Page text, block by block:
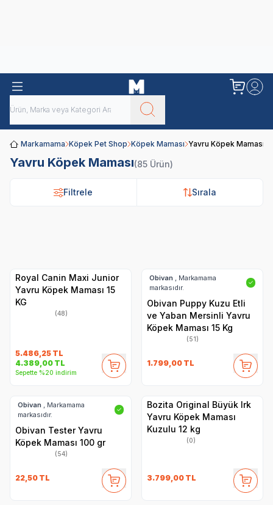
Markamama Köpek Pet Shop Köpek Maması Yavru Köpek Maması
Yavru Köpek Maması(85 Ürün)
Filtrele Sırala
Filtrele Sırala
Royal Canin Maxi Junior
Yavru Köpek Maması 15
KG
(48)
5.486,25 TL
4.389,00 TL
Sepette %20 indirim
Obivan
, Markamama
markasıdır.
✓
Obivan Puppy Kuzu Etli
ve Yaban Mersinli Yavru
Köpek Maması 15 Kg
(51)
1.799,00 TL
Obivan
, Markamama
markasıdır.
✓
Obivan Tester Yavru
Köpek Maması 100 gr
(54)
22,50 TL
Bozita Original Büyük Irk
Yavru Köpek Maması
Kuzulu 12 kg
(0)
3.799,00 TL